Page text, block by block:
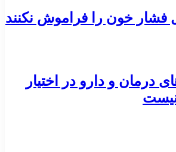
فشار خون را فراموش نکنند
درمان و دارو در اختیار
نیست